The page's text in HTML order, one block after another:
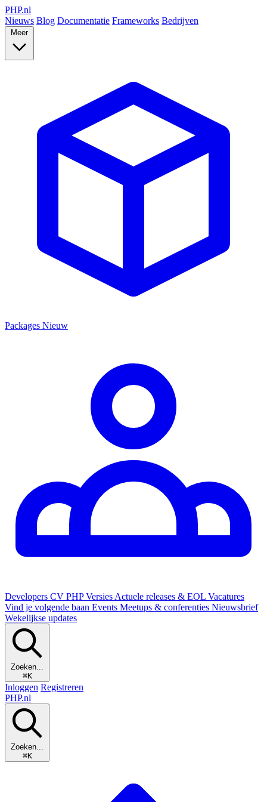
PHP.nl
Nieuws Blog Documentatie Frameworks Bedrijven
Meer
Packages Nieuw
Developers CV PHP Versies Actuele releases & EOL Vacatures
Vind je volgende baan Events Meetups & conferenties Nieuwsbrief
Wekelijkse updates
Zoeken...
⌘K
Inloggen Registreren
PHP.nl
Zoeken...
⌘K